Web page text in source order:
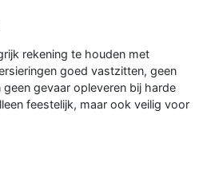
rekening te houden met
goed vastzitten, geen
gevaar opleveren bij harde
feestelijk, maar ook veilig voor